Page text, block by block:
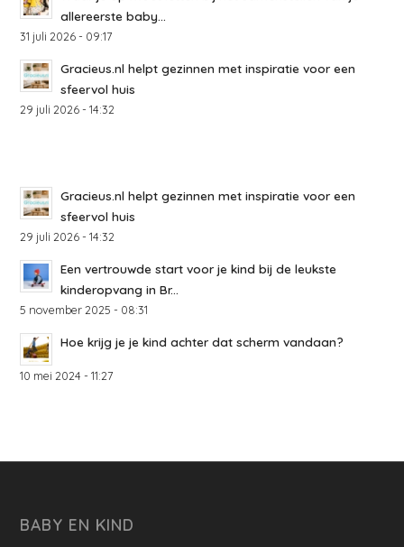
allereerste baby...
31 juli 2026 - 09:17
Gracieus.nl helpt gezinnen met inspiratie voor een
sfeervol huis
29 juli 2026 - 14:32
Gracieus.nl helpt gezinnen met inspiratie voor een
sfeervol huis
29 juli 2026 - 14:32
Een vertrouwde start voor je kind bij de leukste
kinderopvang in Br...
5 november 2025 - 08:31
Hoe krijg je je kind achter dat scherm vandaan?
10 mei 2024 - 11:27
BABY EN KIND